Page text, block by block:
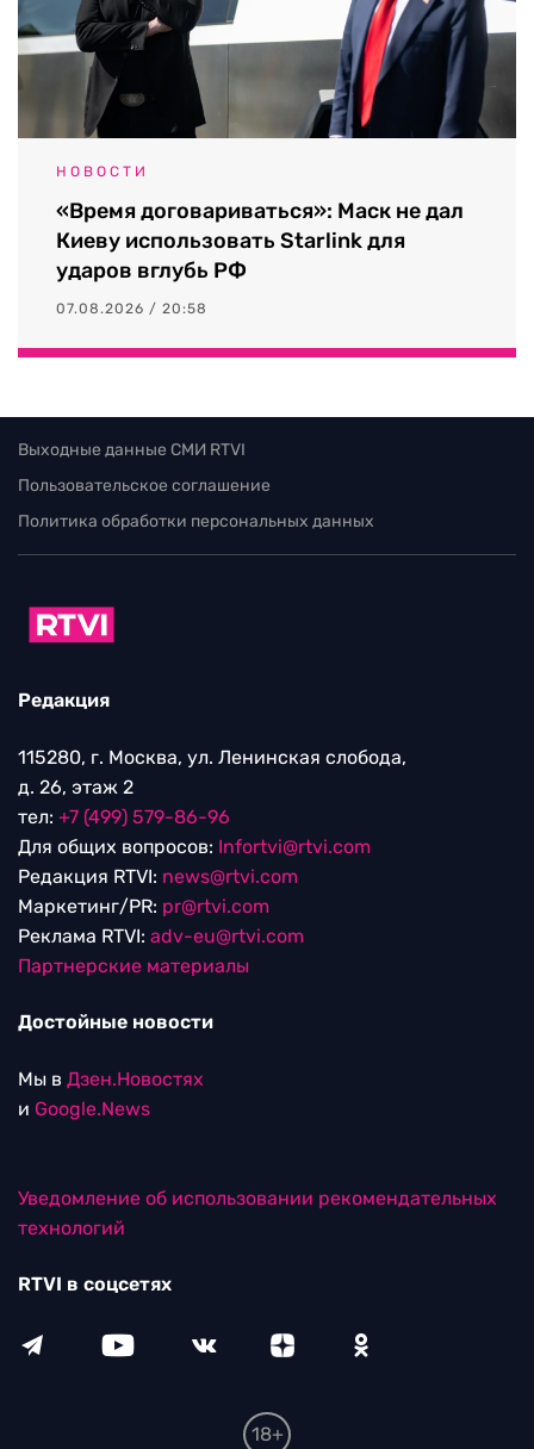
НОВОСТИ
«Время договариваться»: Маск не дал
Киеву использовать Starlink для
ударов вглубь РФ
07.08.2026 / 20:58
Выходные данные СМИ RTVI
Пользовательское соглашение
Политика обработки персональных данных
Редакция
115280, г. Москва, ул. Ленинская слобода,
д. 26, этаж 2
тел: +7 (499) 579-86-96
Для общих вопросов: Infortvi@rtvi.com
Редакция RTVI: news@rtvi.com
Маркетинг/PR: pr@rtvi.com
Реклама RTVI: adv-eu@rtvi.com
Партнерские материалы
Достойные новости
Мы в Дзен.Новостях
и Google.News
Уведомление об использовании рекомендательных
технологий
RTVI в соцсетях
18+